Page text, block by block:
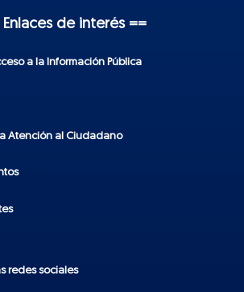
Enlaces de interés ==
a la Información Pública
Atención al Ciudadano
redes sociales